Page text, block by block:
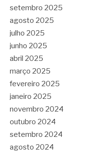
setembro 2025
agosto 2025
julho 2025
junho 2025
abril 2025
março 2025
fevereiro 2025
janeiro 2025
novembro 2024
outubro 2024
setembro 2024
agosto 2024